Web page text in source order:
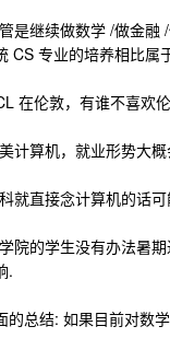
是继续做数学 /做金融
CS 专业的培养相比属
在伦敦，有谁不喜欢
计算机，就业形势大
就直接念计算机的话
院的学生没有办法暑
.
的总结: 如果目前对数